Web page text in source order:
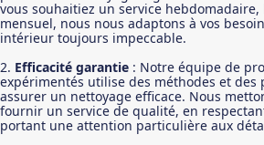
vous souhaitiez un service
mensuel, nous nous adaptons à vos
intérieur toujours impeccable.
2. Efficacité garantie : Notre équipe de
expérimentés utilise des méthodes et
assurer un nettoyage efficace. Nous
fournir un service de qualité, en
portant une attention particulière aux